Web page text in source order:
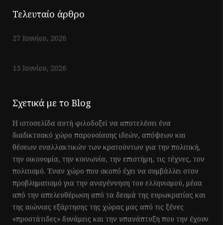
Τελευταίο άρθρο
27 Ιουνίου, 2026
15 Ιουνίου, 2026
Σχετικά με το Blog
Η ιστοσελίδα αυτή φιλοδοξεί να αποτελέσει ένα
διαδικτυακό χώρο παρουσίασης ιδεών, απόψεων και
θέσεων εναλλακτικών των κρατούντων για την πολιτική,
την οικονομία, την κοινωνία, την επιστήμη, τις τέχνες, τον
πολιτισμό. Έναν χώρο που σκοπό έχει να συμβάλλει στον
προβληματισμό για την αναγέννηση του ελληνισμού, μέσα
από την απελευθέρωση από τα δεσμά της ευρωκρατίας και
της αιώνιας εξάρτησης της χώρας μας από τις ξένες
«προστάτιδες» δυνάμεις και την υπανάπτυξη που την έχουν